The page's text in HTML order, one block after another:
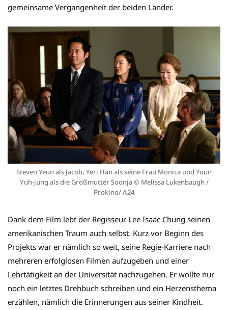
gemeinsame Vergangenheit der beiden Länder.
Steven Yeun als Jacob, Yeri Han als seine Frau Monica und Youn
Yuh-jung als die Großmutter Soonja © Melissa Lukenbaugh /
Prokino/ A24
Dank dem Film lebt der Regisseur Lee Isaac Chung seinen
amerikanischen Traum auch selbst. Kurz vor Beginn des
Projekts war er nämlich so weit, seine Regie-Karriere nach
mehreren erfolglosen Filmen aufzugeben und einer
Lehrtätigkeit an der Universität nachzugehen. Er wollte nur
noch ein letztes Drehbuch schreiben und ein Herzensthema
erzählen, nämlich die Erinnerungen aus seiner Kindheit.